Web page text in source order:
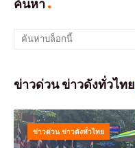
ค้นหา
ข่าวด่วน ข่าวดังทั่วไทย
ข่าวด่วน ข่าวดังทั่วไทย